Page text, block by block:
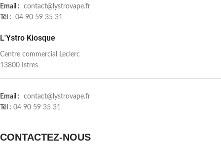
Email : contact@lystrovape.fr
Tél : 04 90 59 35 31
L'Ystro Kiosque
Centre commercial Leclerc
13800 Istres
Email : contact@lystrovape.fr
Tél : 04 90 59 35 31
CONTACTEZ-NOUS